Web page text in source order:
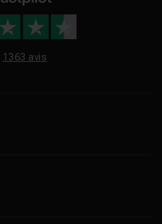
1363 avis